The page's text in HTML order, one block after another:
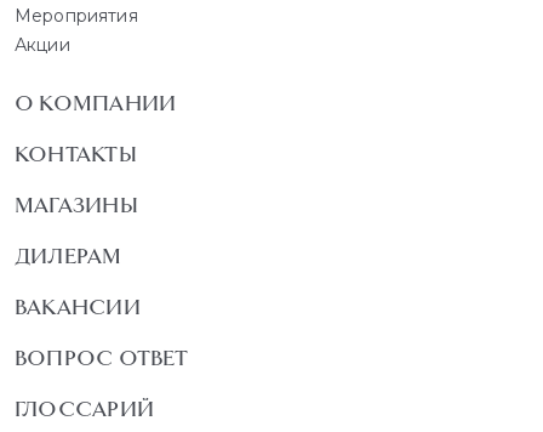
Мероприятия
Акции
О КОМПАНИИ
КОНТАКТЫ
МАГАЗИНЫ
ДИЛЕРАМ
ВАКАНСИИ
ВОПРОС ОТВЕТ
ГЛОССАРИЙ